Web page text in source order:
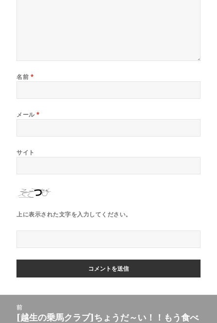
名前 *
メール*
サイト
上に表示された文字を入力してください。
前
前
[越生の乗馬クラブ]ちょうだ～い！！もう食べ